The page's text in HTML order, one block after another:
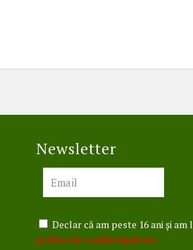
Newsletter
Declar că am peste 16 ani și
politica de confidențialitate